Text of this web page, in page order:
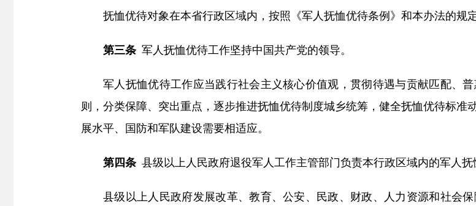
抚恤优待对象在本省行政区域内，按照《军人抚恤优待条例》和本办法的规
第三条 军人抚恤优待工作坚持中国共产党的领导。
军人抚恤优待工作应当践行社会主义核心价值观，贯彻待遇与贡献匹配、
则，分类保障、突出重点，逐步推进抚恤优待制度城乡统筹，健全抚恤优待标
展水平、国防和军队建设需要相适应。
第四条 县级以上人民政府退役军人工作主管部门负责本行政区域内的军人抚
县级以上人民政府发展改革、教育、公安、民政、财政、人力资源和社会